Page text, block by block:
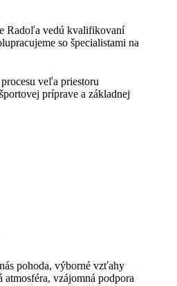
Radoľa vedú kvalifikovaní
so špecialistami na
veľa priestoru
príprave a základnej
pohoda, výborné vzťahy
atmosféra, vzájomná podpora